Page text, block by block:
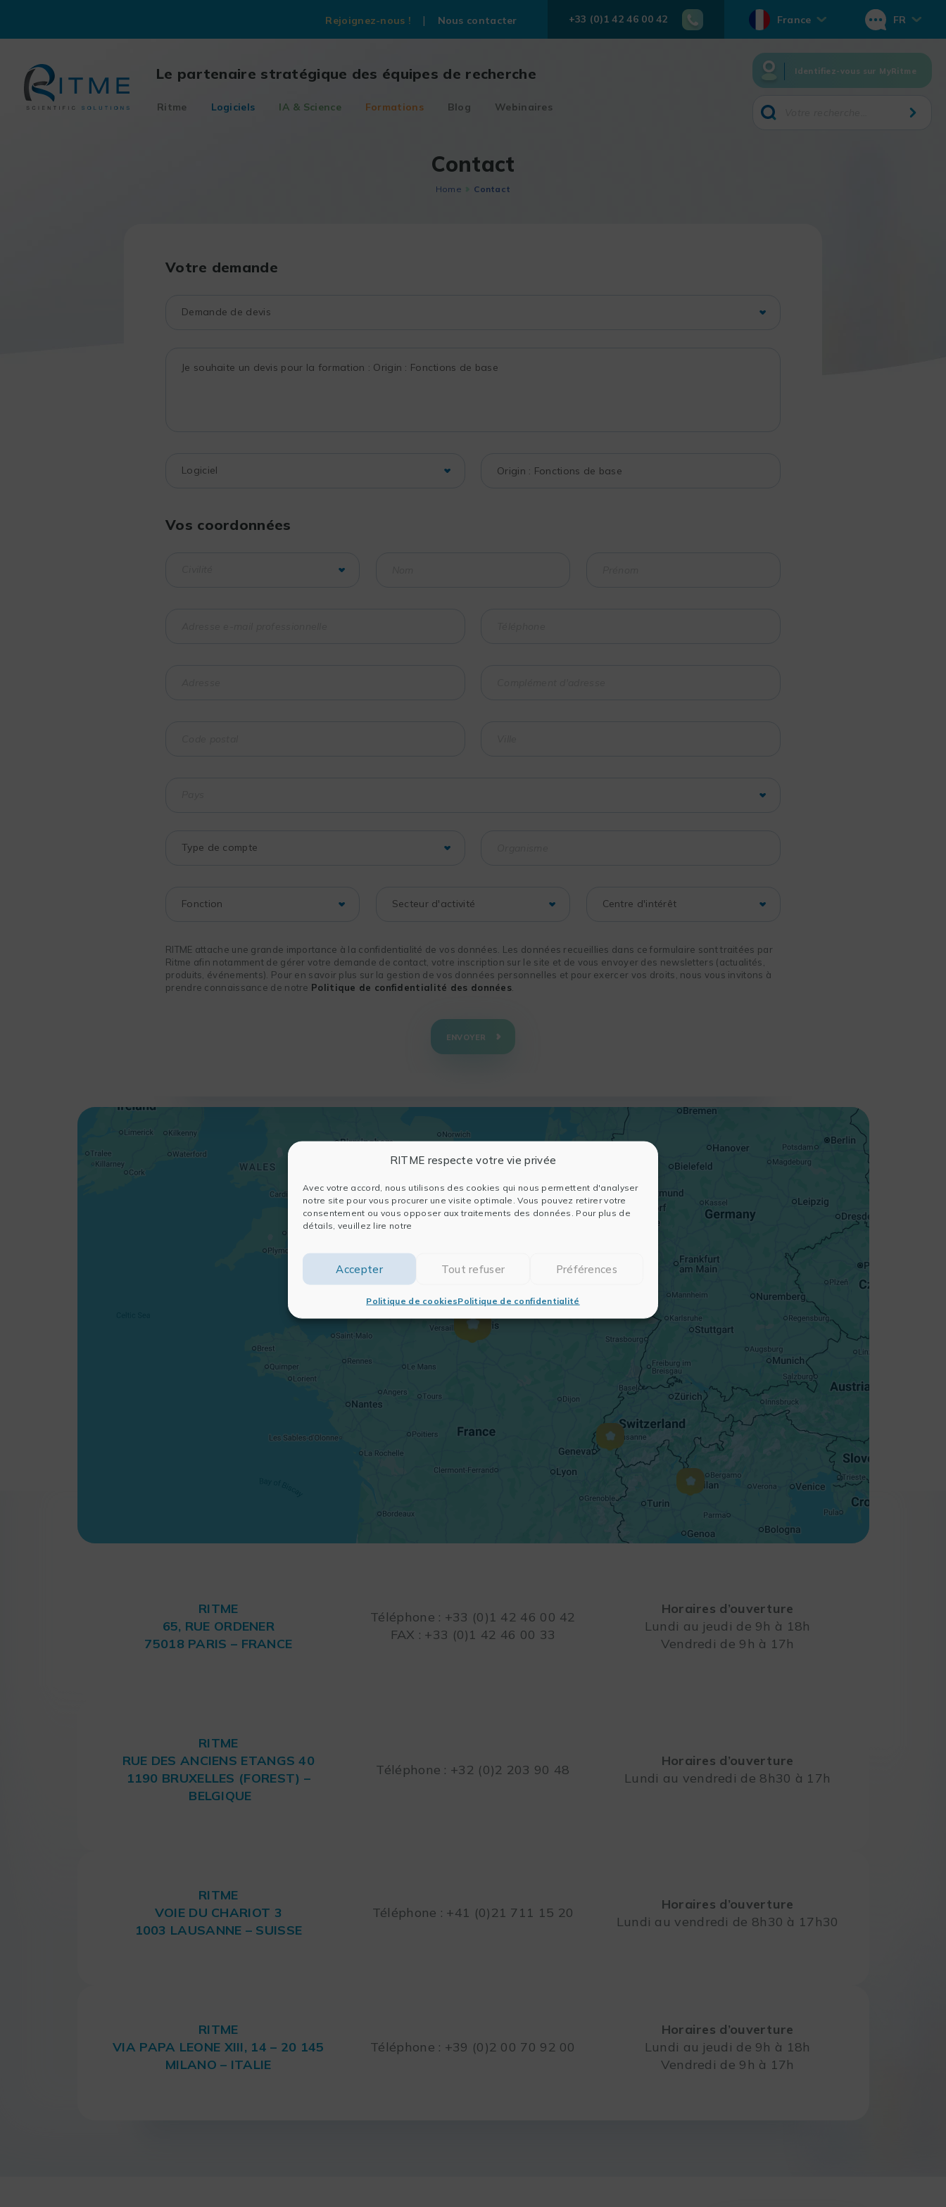
RITME respecte votre vie privée
Avec votre accord, nous utilisons des cookies qui nous permettent d'analyser
notre site pour vous procurer une visite optimale. Vous pouvez retirer votre
consentement ou vous opposer aux traitements des données. Pour plus de
détails, veuillez lire notre
Accepter Tout refuser Préférences
Politique de cookiesPolitique de confidentialité
content
Rejoignez-nous ! Nous contacter +33 (0)1 42 46 00 42 France FR
Le partenaire stratégique des équipes de recherche
Ritme Logiciels IA & Science Formations Blog Webinaires
Identifiez-vous sur MyRitme
Contact
Home Contact
Votre demande
Vos coordonnées
RITME attache une grande importance à la confidentialité de vos données. Les données recueillies dans ce formulaire sont traitées par
Ritme afin notamment de gérer votre demande de contact, votre inscription sur le site et de vous envoyer des newsletters (actualités,
produits, événements). Pour en savoir plus sur la gestion de vos données personnelles et pour exercer vos droits, nous vous invitons à
prendre connaissance de notre Politique de confidentialité des données
ENVOYER
RITME
65, RUE ORDENER
75018 PARIS – FRANCE
Téléphone : +33 (0)1 42 46 00 42
FAX : +33 (0)1 42 46 00 33
Horaires d’ouverture
Lundi au jeudi de 9h à 18h
Vendredi de 9h à 17h
RITME
RUE DES ANCIENS ETANGS 40
1190 BRUXELLES (FOREST) –
BELGIQUE
Téléphone : +32 (0)2 203 90 48
Horaires d’ouverture
Lundi au vendredi de 8h30 à 17h
RITME
VOIE DU CHARIOT 3
1003 LAUSANNE – SUISSE
Téléphone : +41 (0)21 711 15 20
Horaires d’ouverture
Lundi au vendredi de 8h30 à 17h30
RITME
VIA PAPA LEONE XIII, 14 – 20 145
MILANO – ITALIE
Téléphone : +39 (0)2 00 70 92 00
Horaires d’ouverture
Lundi au jeudi de 9h à 18h
Vendredi de 9h à 17h